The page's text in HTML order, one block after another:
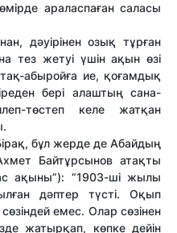
араласпаған саласы
дәуірінен озық тұрған
тез жетуі үшін ақын өзі
абыройға ие, қоғамдық
бері алаштың сана-
төстеп келе жатқан
бұл жерде де Абайдың
Байтұрсынов атақты
ақыны”): “1903-ші жылы
дәптер түсті. Оқып
емес. Олар сөзінен
жатырқап, көпке дейін